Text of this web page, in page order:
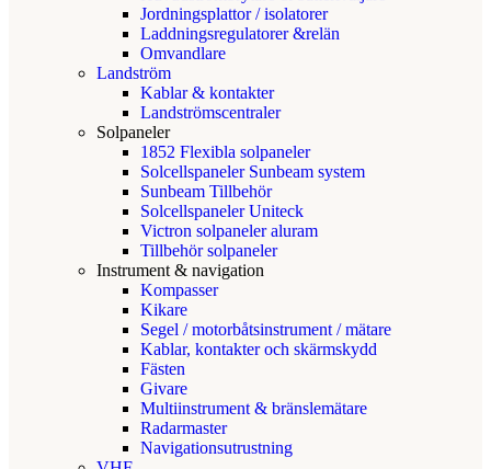
Jordningsplattor / isolatorer
Laddningsregulatorer &relän
Omvandlare
Landström
Kablar & kontakter
Landströmscentraler
Solpaneler
1852 Flexibla solpaneler
Solcellspaneler Sunbeam system
Sunbeam Tillbehör
Solcellspaneler Uniteck
Victron solpaneler aluram
Tillbehör solpaneler
Instrument & navigation
Kompasser
Kikare
Segel / motorbåtsinstrument / mätare
Kablar, kontakter och skärmskydd
Fästen
Givare
Multiinstrument & bränslemätare
Radarmaster
Navigationsutrustning